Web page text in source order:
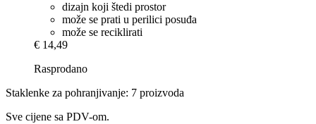
dizajn koji štedi prostor
može se prati u perilici posuđa
može se reciklirati
€ 14,49
Rasprodano
Staklenke za pohranjivanje: 7 proizvoda
Sve cijene sa PDV-om.